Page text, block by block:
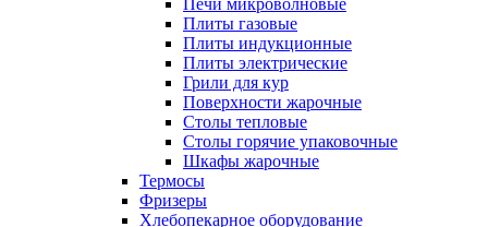
Печи микроволновые
Плиты газовые
Плиты индукционные
Плиты электрические
Грили для кур
Поверхности жарочные
Столы тепловые
Столы горячие упаковочные
Шкафы жарочные
Термосы
Фризеры
Хлебопекарное оборудование